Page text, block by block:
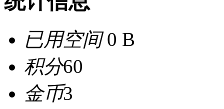
已用空间0 B
积分60
金币3